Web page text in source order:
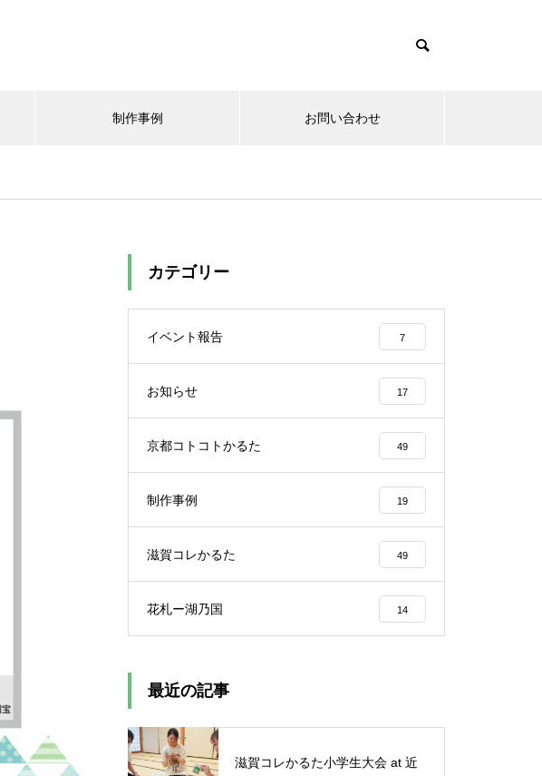
制作事例 お問い合わせ
カテゴリー
イベント報告 7
お知らせ 17
京都コトコトかるた 49
制作事例 19
滋賀コレかるた 49
花札ー湖乃国 14
最近の記事
滋賀コレかるた小学生大会 at 近